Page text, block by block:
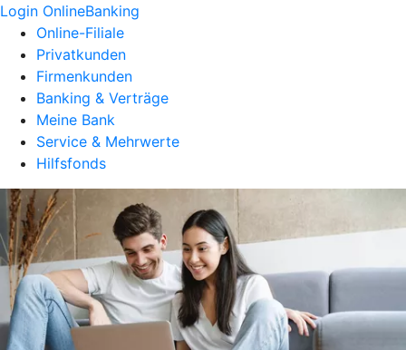
Login OnlineBanking
Online-Filiale
Privatkunden
Firmenkunden
Banking & Verträge
Meine Bank
Service & Mehrwerte
Hilfsfonds